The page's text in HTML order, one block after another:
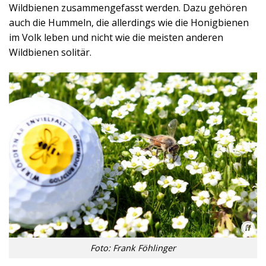
Wildbienen zusammengefasst werden. Dazu gehören
auch die Hummeln, die allerdings wie die Honigbienen
im Volk leben und nicht wie die meisten anderen
Wildbienen solitär.
Foto: Frank Föhlinger